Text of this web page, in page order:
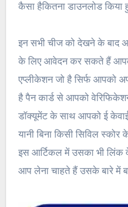
कैसा हैकितना डाउनलोड
इन सभी चीज को देखने के बाद
के लिए आवेदन कर सकते हैं
एप्लीकेशन जो है सिर्फ आपको
है पैन कार्ड से आपको
डॉक्यूमेंट के साथ आपको ई
यानी बिना किसी सिविल
इस आर्टिकल में उसका भी लिंक दे
आप लेना चाहते हैं उसके बारे में